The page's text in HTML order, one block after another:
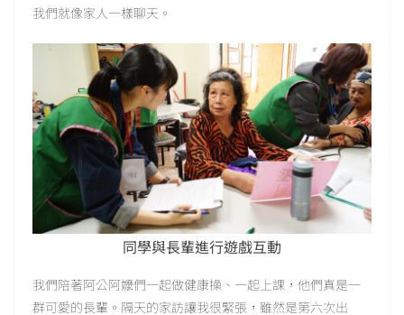
我們就像家人一樣聊天。
同學與長輩進行遊戲互動
我們陪著阿公阿嬤們一起做健康操、一起上課，他們真是一
群可愛的長輩。隔天的家訪讓我很緊張，雖然是第六次出